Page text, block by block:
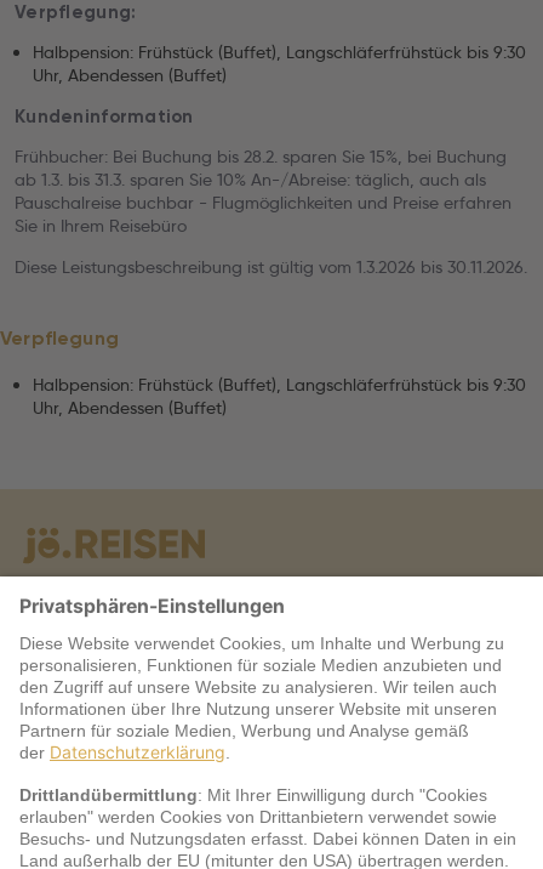
Verpflegung:
Halbpension: Frühstück (Buffet), Langschläferfrühstück bis 9:30
Uhr, Abendessen (Buffet)
Kundeninformation
Frühbucher: Bei Buchung bis 28.2. sparen Sie 15%, bei Buchung
ab 1.3. bis 31.3. sparen Sie 10% An-/Abreise: täglich, auch als
Pauschalreise buchbar - Flugmöglichkeiten und Preise erfahren
Sie in Ihrem Reisebüro
Diese Leistungsbeschreibung ist gültig vom 1.3.2026 bis 30.11.2026.
Verpflegung
Halbpension: Frühstück (Buffet), Langschläferfrühstück bis 9:30
Uhr, Abendessen (Buffet)
Warum jö?
Service
jö Bonus Club Partner